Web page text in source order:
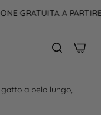
GRATUITA A PARTIRE
0
a pelo lungo,